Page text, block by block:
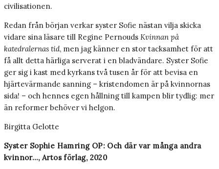
civilisationen.
Redan från början verkar syster Sofie nästan vilja skicka
vidare sina läsare till Regine Pernouds Kvinnan på
katedralernas tid, men jag känner en stor tacksamhet för att
få allt detta härliga serverat i en bladvändare. Syster Sofie
ger sig i kast med kyrkans två tusen år för att bevisa en
hjärtevärmande sanning – kristendomen är på kvinnornas
sida! – och hennes egen hållning till kampen blir tydlig: mer
än reformer behöver vi helgon.
Birgitta Gelotte
Syster Sophie Hamring OP: Och där var många andra
kvinnor…, Artos förlag, 2020